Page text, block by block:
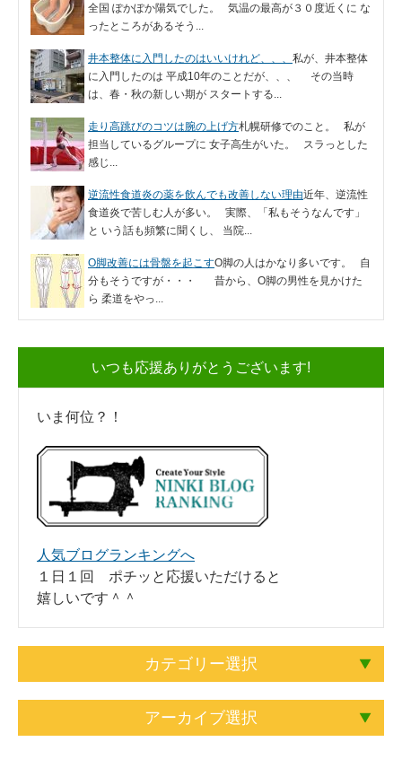
全国 ぽかぽか陽気でした。 気温の最高が３０度近くに な
ったところがあるそう...
井本整体に入門したのはいいけれど、、、 私が、井本整体
に入門したのは 平成10年のことだが、、、 その当時
は、春・秋の新しい期が スタートする...
走り高跳びのコツは腕の上げ方札幌研修でのこと。 私が
担当しているグループに 女子高生がいた。 スラっとした
感じ...
逆流性食道炎の薬を飲んでも改善しない理由近年、逆流性
食道炎で苦しむ人が多い。 実際、「私もそうなんです」
と いう話も頻繁に聞くし、 当院...
O脚改善には骨盤を起こすO脚の人はかなり多いです。 自
分もそうですが・・・ 昔から、O脚の男性を見かけた
ら 柔道をやっ...
いつも応援ありがとうございます!
いま何位？！
人気ブログランキングへ
１日１回 ポチッと応援いただけると
嬉しいです＾＾
カテゴリー選択
アーカイブ選択